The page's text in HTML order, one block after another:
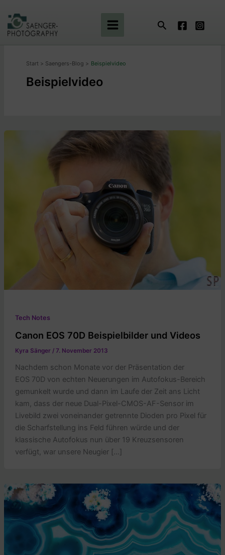
Inhalt
springen
Suchen
Start Saengers-Blog Beispielvideo
Beispielvideo
Tech Notes
Canon EOS 70D Beispielbilder und Videos
Kyra Sänger / 7. November 2013
Nachdem schon Monate vor der Präsentation der
EOS 70D von echten Neuerungen im Autofokus-Bereich
gemunkelt wurde und dann im Laufe der Zeit ans Licht
kam, dass der neue Dual-Pixel-CMOS-AF-Sensor im
Livebild zwei voneinander getrennte Dioden pro Pixel für
die Scharfstellung ins Feld führen würde und der
klassische Autofokus nun über 19 Kreuzsensoren
verfügt, war unsere Neugier […]